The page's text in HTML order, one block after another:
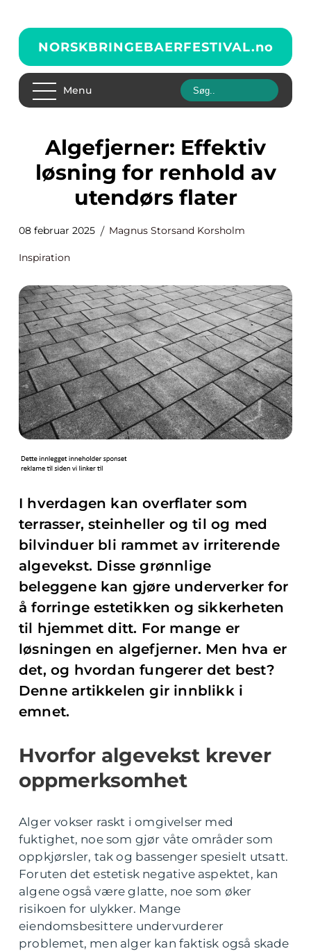
NORSKBRINGEBAERFESTIVAL.no
Menu
Algefjerner: Effektiv
løsning for renhold av
utendørs flater
08 februar 2025 Magnus Storsand Korsholm
Inspiration
I hverdagen kan overflater som
terrasser, steinheller og til og med
bilvinduer bli rammet av irriterende
algevekst. Disse grønnlige
beleggene kan gjøre underverker for
å forringe estetikken og sikkerheten
til hjemmet ditt. For mange er
løsningen en algefjerner. Men hva er
det, og hvordan fungerer det best?
Denne artikkelen gir innblikk i
emnet.
Hvorfor algevekst krever
oppmerksomhet
Alger vokser raskt i omgivelser med
fuktighet, noe som gjør våte områder som
oppkjørsler, tak og bassenger spesielt utsatt.
Foruten det estetisk negative aspektet, kan
algene også være glatte, noe som øker
risikoen for ulykker. Mange
eiendomsbesittere undervurderer
problemet, men alger kan faktisk også skade